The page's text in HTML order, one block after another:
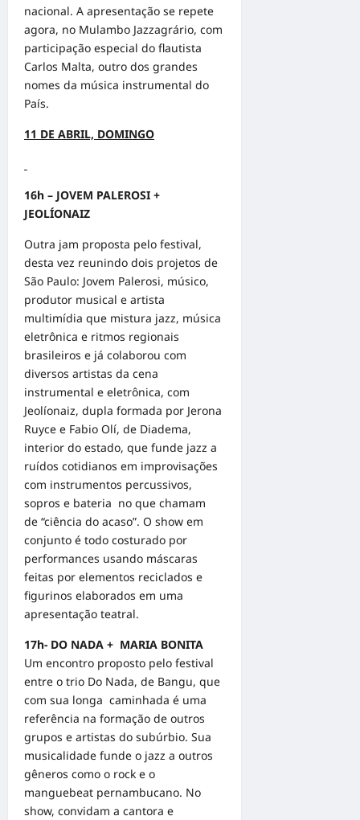
nacional. A apresentação se repete
agora, no Mulambo Jazzagrário, com
participação especial do flautista
Carlos Malta, outro dos grandes
nomes da música instrumental do
País.
11 DE ABRIL, DOMINGO
16h – JOVEM PALEROSI +
JEOLÍONAIZ
Outra jam proposta pelo festival,
desta vez reunindo dois projetos de
São Paulo: Jovem Palerosi, músico,
produtor musical e artista
multimídia que mistura jazz, música
eletrônica e ritmos regionais
brasileiros e já colaborou com
diversos artistas da cena
instrumental e eletrônica, com
Jeolíonaiz, dupla formada por Jerona
Ruyce e Fabio Olí, de Diadema,
interior do estado, que funde jazz a
ruídos cotidianos em improvisações
com instrumentos percussivos,
sopros e bateria no que chamam
de “ciência do acaso”. O show em
conjunto é todo costurado por
performances usando máscaras
feitas por elementos reciclados e
figurinos elaborados em uma
apresentação teatral.
17h- DO NADA + MARIA BONITA
Um encontro proposto pelo festival
entre o trio Do Nada, de Bangu, que
com sua longa caminhada é uma
referência na formação de outros
grupos e artistas do subúrbio. Sua
musicalidade funde o jazz a outros
gêneros como o rock e o
manguebeat pernambucano. No
show, convidam a cantora e